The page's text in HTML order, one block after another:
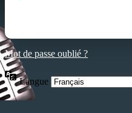
Mot de passe oublié ?
Langue